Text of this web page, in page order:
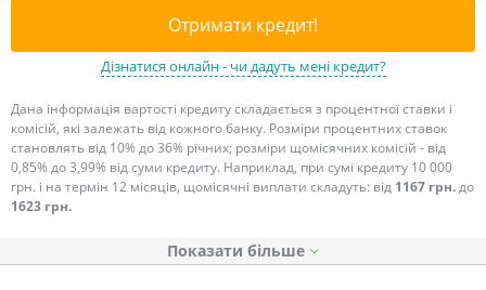
Отримати кредит!
Дізнатися онлайн - чи дадуть мені кредит?
Дана інформація вартості кредиту складається з процентної ставки і
комісій, які залежать від кожного банку. Розміри процентних ставок
становлять від 10% до 36% річних; розміри щомісячних комісій - від
0,85% до 3,99% від суми кредиту. Наприклад, при сумі кредиту 10 000
грн. і на термін 12 місяців, щомісячні виплати складуть: від 1167 грн.до
1623 грн.
Показати